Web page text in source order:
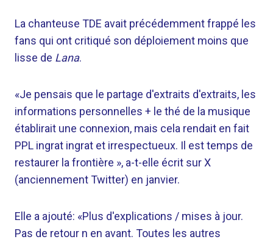
La chanteuse TDE avait précédemment frappé les
fans qui ont critiqué son déploiement moins que
lisse de Lana.
«Je pensais que le partage d'extraits d'extraits, les
informations personnelles + le thé de la musique
établirait une connexion, mais cela rendait en fait
PPL ingrat ingrat et irrespectueux. Il est temps de
restaurer la frontière », a-t-elle écrit sur X
(anciennement Twitter) en janvier.
Elle a ajouté: «Plus d'explications / mises à jour.
Pas de retour n en avant. Toutes les autres